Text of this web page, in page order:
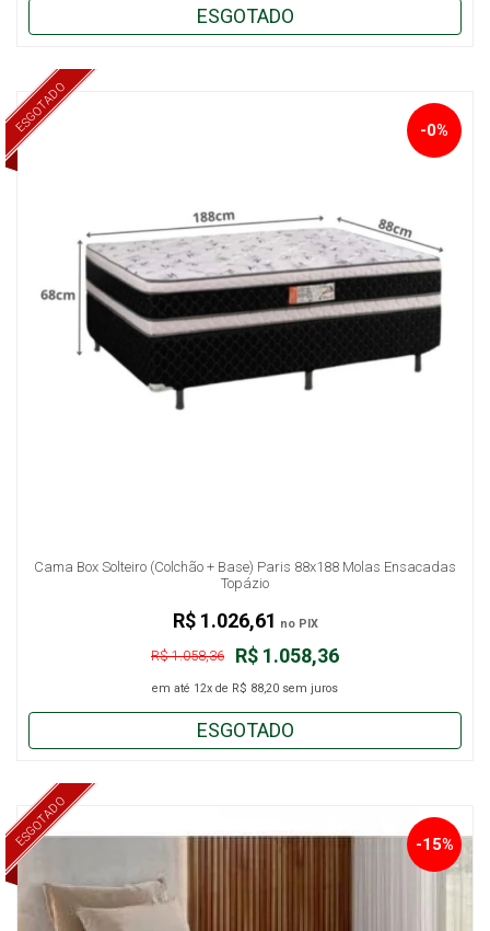
ESGOTADO
ESGOTADO
Cama Box Solteiro (Colchão + Base) Paris 88x188 Molas Ensacadas
Topázio
R$ 1.058,36
R$ 1.058,36
-0%
em até 12x de R$ 88,20 sem juros
R$ 1.026,61 no PIX
ESGOTADO
ESGOTADO -15%